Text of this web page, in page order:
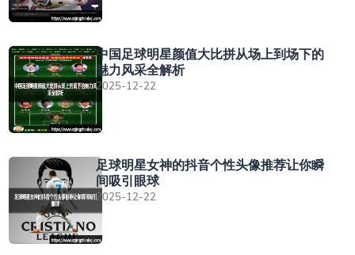
中国足球明星颜值大比拼从场上到场下的
魅力风采全解析
2025-12-22
足球明星女神的抖音个性头像推荐让你瞬
间吸引眼球
2025-12-22